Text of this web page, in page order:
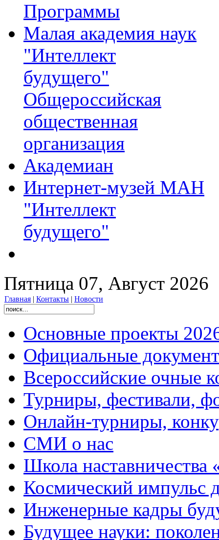
Программы
Малая академия наук
"Интеллект
будущего"
Общероссийская
общественная
организация
Академиан
Интернет-музей МАН
"Интеллект
будущего"
Пятница 07, Август 2026
Главная | Контакты | Новости
Основные проекты
Официальные
Всероссийские очные
Турниры, фестивали,
Онлайн-турниры,
СМИ о нас
Школа
Космический импульс
Инженерные кадры
Будущее науки: